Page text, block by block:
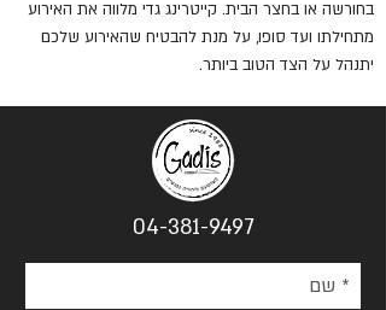
בחורשה או בחצר הבית. קייטרינג גדי מלווה את האירוע
מתחילתו ועד סופו, על מנת להבטיח שהאירוע שלכם
יתנהל על הצד הטוב ביותר.
04-381-9497